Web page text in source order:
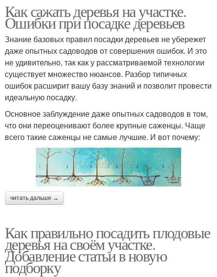
Как сажать деревья на участке.
Ошибки при посадке деревьев
Знание базовых правил посадки деревьев не убережет
даже опытных садоводов от совершения ошибок. И это
не удивительно, так как у рассматриваемой технологии
существует множество нюансов. Разбор типичных
ошибок расширит вашу базу знаний и позволит провести
идеальную посадку.
Основное заблуждение даже опытных садоводов в том,
что они переоценивают более крупные саженцы. Чаще
всего такие саженцы не самые лучшие. И вот почему:
читать дальше →
Как правильно посадить плодовые
деревья на своём участке.
Добавление статьи в новую
подборку